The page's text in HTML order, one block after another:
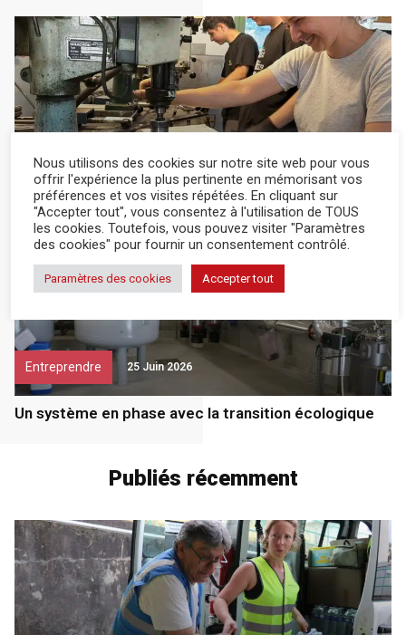
Pour ensacher efficacement
Entreprendre 25 Juin 2026
Un système en phase avec la transition écologique
Publiés récemment
Nous utilisons des cookies sur notre site web pour vous
offrir l'expérience la plus pertinente en mémorisant vos
préférences et vos visites répétées. En cliquant sur
"Accepter tout", vous consentez à l'utilisation de TOUS
les cookies. Toutefois, vous pouvez visiter "Paramètres
des cookies" pour fournir un consentement contrôlé.
Paramètres des cookies Accepter tout